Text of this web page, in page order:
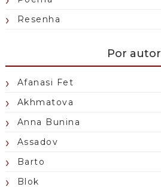
Resenha
Por autor
Afanasi Fet
Akhmatova
Anna Bunina
Assadov
Barto
Blok